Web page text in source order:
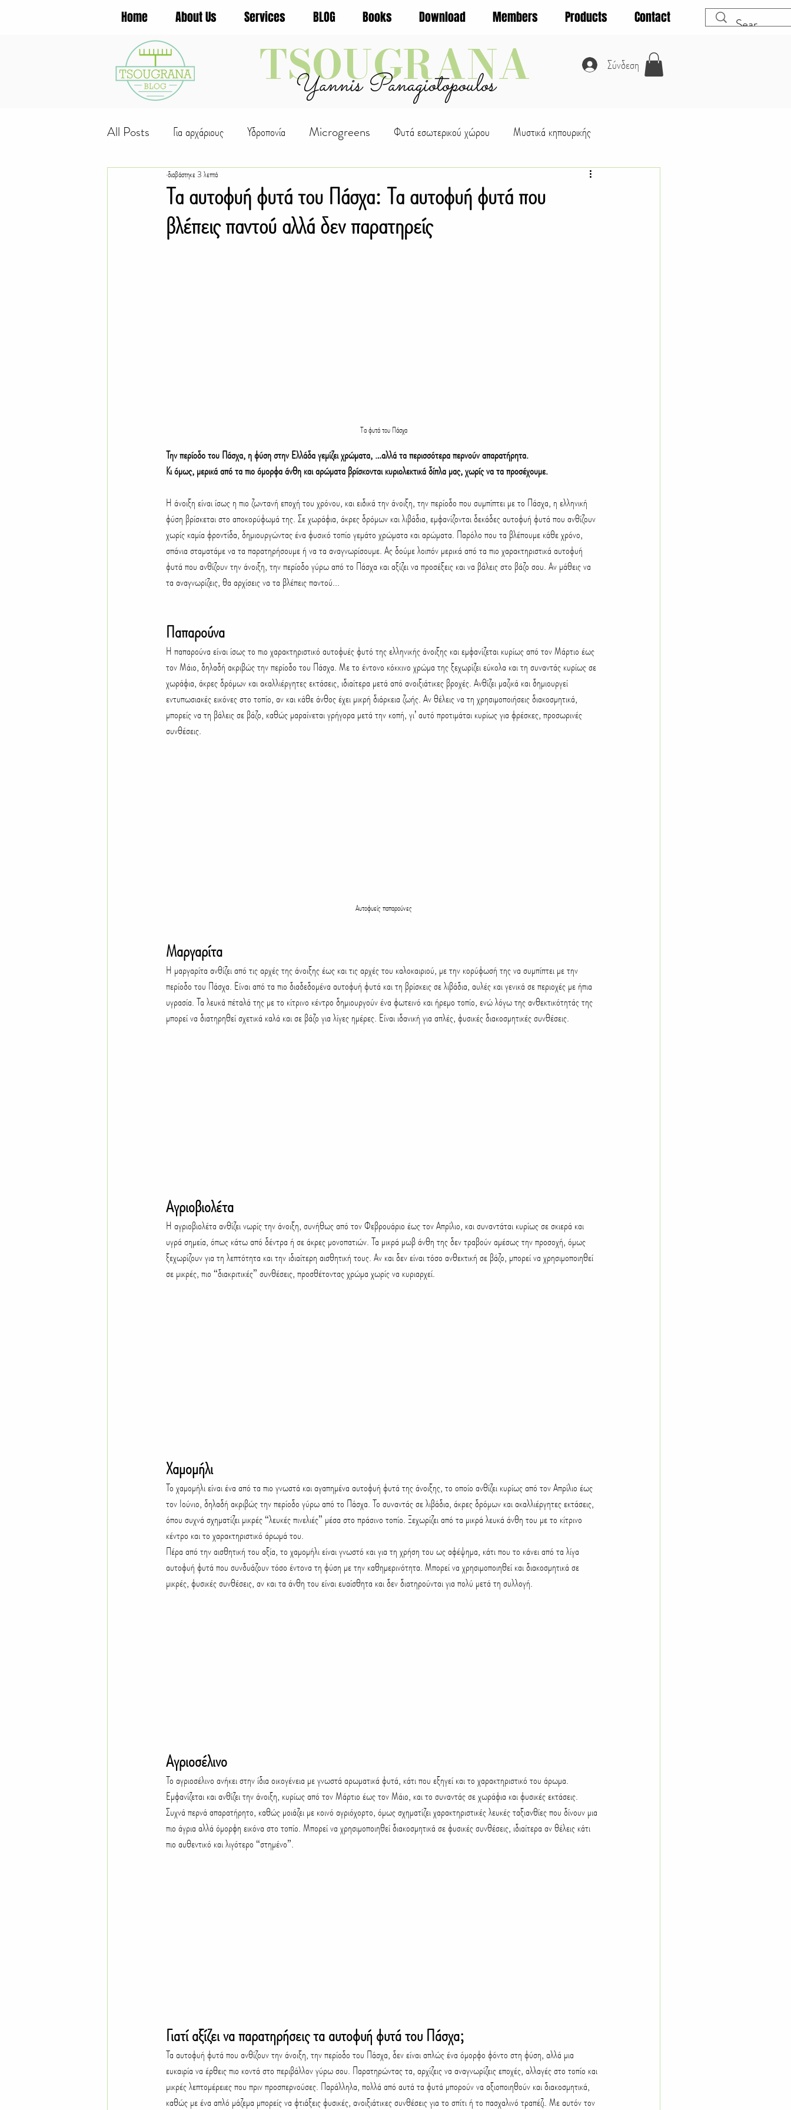
Home About Us Services BLOG Books Download Members Products Contact
TSOUGRANA
Yannis Panagiotopoulos
Σύνδεση
All Posts Για αρχάριους Υδροπονία Microgreens Φυτά εσωτερικού χώρου Μυστικά κηπουρικής
Φυτά για... Πολλαπλασιασμός Φυτών
Εργασίες εποχής Παιδική κηπουρική D.I.Y. Βότανα Αναρριχώμενα
Τα αυτοφυή φυτά του Πάσχα: Τα αυτοφυή φυτά που
βλέπεις παντού αλλά δεν παρατηρείς
διαβάστηκε 3 λεπτά
Τα φυτά του Πάσχα
Την περίοδο του Πάσχα, η φύση στην Ελλάδα γεμίζει χρώματα, …αλλά τα περισσότερα περνούν απαρατήρητα.
Κι όμως, μερικά από τα πιο όμορφα άνθη και αρώματα βρίσκονται κυριολεκτικά δίπλα μας, χωρίς να τα προσέχουμε.
Η άνοιξη είναι ίσως η πιο ζωντανή εποχή του χρόνου, και ειδικά την άνοιξη, την περίοδο που συμπίπτει με το Πάσχα, η ελληνική
φύση βρίσκεται στο αποκορύφωμά της. Σε χωράφια, άκρες δρόμων και λιβάδια, εμφανίζονται δεκάδες αυτοφυή φυτά που ανθίζουν
χωρίς καμία φροντίδα, δημιουργώντας ένα φυσικό τοπίο γεμάτο χρώματα και αρώματα. Παρόλο που τα βλέπουμε κάθε χρόνο,
σπάνια σταματάμε να τα παρατηρήσουμε ή να τα αναγνωρίσουμε. Ας δούμε λοιπόν μερικά από τα πιο χαρακτηριστικά αυτοφυή
φυτά που ανθίζουν την άνοιξη, την περίοδο γύρω από το Πάσχα και αξίζει να προσέξεις και να βάλεις στο βάζο σου. Αν μάθεις να
τα αναγνωρίζεις, θα αρχίσεις να τα βλέπεις παντού...
Παπαρούνα
Η παπαρούνα είναι ίσως το πιο χαρακτηριστικό αυτοφυές φυτό της ελληνικής άνοιξης και εμφανίζεται κυρίως από τον Μάρτιο έως
τον Μάιο, δηλαδή ακριβώς την περίοδο του Πάσχα. Με το έντονο κόκκινο χρώμα της ξεχωρίζει εύκολα και τη συναντάς κυρίως σε
χωράφια, άκρες δρόμων και ακαλλιέργητες εκτάσεις, ιδιαίτερα μετά από ανοιξιάτικες βροχές. Ανθίζει μαζικά και δημιουργεί
εντυπωσιακές εικόνες στο τοπίο, αν και κάθε άνθος έχει μικρή διάρκεια ζωής. Αν θέλεις να τη χρησιμοποιήσεις διακοσμητικά,
μπορείς να τη βάλεις σε βάζο, καθώς μαραίνεται γρήγορα μετά την κοπή, γι’ αυτό προτιμάται κυρίως για φρέσκες, προσωρινές
συνθέσεις.
Αυτοφυείς παπαρούνες
Μαργαρίτα
Η μαργαρίτα ανθίζει από τις αρχές της άνοιξης έως και τις αρχές του καλοκαιριού, με την κορύφωσή της να συμπίπτει με την
περίοδο του Πάσχα. Είναι από τα πιο διαδεδομένα αυτοφυή φυτά και τη βρίσκεις σε λιβάδια, αυλές και γενικά σε περιοχές με ήπια
υγρασία. Τα λευκά πέταλά της με το κίτρινο κέντρο δημιουργούν ένα φωτεινό και ήρεμο τοπίο, ενώ λόγω της ανθεκτικότητάς της
μπορεί να διατηρηθεί σχετικά καλά και σε βάζο για λίγες ημέρες. Είναι ιδανική για απλές, φυσικές διακοσμητικές συνθέσεις.
Αγριοβιολέτα
Η αγριοβιολέτα ανθίζει νωρίς την άνοιξη, συνήθως από τον Φεβρουάριο έως τον Απρίλιο, και συναντάται κυρίως σε σκιερά και
υγρά σημεία, όπως κάτω από δέντρα ή σε άκρες μονοπατιών. Τα μικρά μωβ άνθη της δεν τραβούν αμέσως την προσοχή, όμως
ξεχωρίζουν για τη λεπτότητα και την ιδιαίτερη αισθητική τους. Αν και δεν είναι τόσο ανθεκτική σε βάζο, μπορεί να χρησιμοποιηθεί
σε μικρές, πιο “διακριτικές” συνθέσεις, προσθέτοντας χρώμα χωρίς να κυριαρχεί.
Χαμομήλι
Το χαμομήλι είναι ένα από τα πιο γνωστά και αγαπημένα αυτοφυή φυτά της άνοιξης, το οποίο ανθίζει κυρίως από τον Απρίλιο έως
τον Ιούνιο, δηλαδή ακριβώς την περίοδο γύρω από το Πάσχα. Το συναντάς σε λιβάδια, άκρες δρόμων και ακαλλιέργητες εκτάσεις,
όπου συχνά σχηματίζει μικρές “λευκές πινελιές” μέσα στο πράσινο τοπίο. Ξεχωρίζει από τα μικρά λευκά άνθη του με το κίτρινο
κέντρο και το χαρακτηριστικό άρωμά του.
Πέρα από την αισθητική του αξία, το χαμομήλι είναι γνωστό και για τη χρήση του ως αφέψημα, κάτι που το κάνει από τα λίγα
αυτοφυή φυτά που συνδυάζουν τόσο έντονα τη φύση με την καθημερινότητα. Μπορεί να χρησιμοποιηθεί και διακοσμητικά σε
μικρές, φυσικές συνθέσεις, αν και τα άνθη του είναι ευαίσθητα και δεν διατηρούνται για πολύ μετά τη συλλογή.
Αγριοσέλινο
Το αγριοσέλινο ανήκει στην ίδια οικογένεια με γνωστά αρωματικά φυτά, κάτι που εξηγεί και το χαρακτηριστικό του άρωμα.
Εμφανίζεται και ανθίζει την άνοιξη, κυρίως από τον Μάρτιο έως τον Μάιο, και το συναντάς σε χωράφια και φυσικές εκτάσεις.
Συχνά περνά απαρατήρητο, καθώς μοιάζει με κοινό αγριόχορτο, όμως σχηματίζει χαρακτηριστικές λευκές ταξιανθίες που δίνουν μια
πιο άγρια αλλά όμορφη εικόνα στο τοπίο. Μπορεί να χρησιμοποιηθεί διακοσμητικά σε φυσικές συνθέσεις, ιδιαίτερα αν θέλεις κάτι
πιο αυθεντικό και λιγότερο “στημένο”.
Γιατί αξίζει να παρατηρήσεις τα αυτοφυή φυτά του Πάσχα;
Τα αυτοφυή φυτά που ανθίζουν την άνοιξη, την περίοδο του Πάσχα, δεν είναι απλώς ένα όμορφο φόντο στη φύση, αλλά μια
ευκαιρία να έρθεις πιο κοντά στο περιβάλλον γύρω σου. Παρατηρώντας τα, αρχίζεις να αναγνωρίζεις εποχές, αλλαγές στο τοπίο και
μικρές λεπτομέρειες που πριν προσπερνούσες. Παράλληλα, πολλά από αυτά τα φυτά μπορούν να αξιοποιηθούν και διακοσμητικά,
καθώς με ένα απλό μάζεμα μπορείς να φτιάξεις φυσικές, ανοιξιάτικες συνθέσεις για το σπίτι ή το πασχαλινό τραπέζι. Με αυτόν τον